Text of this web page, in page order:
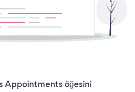
Appointments öğesini